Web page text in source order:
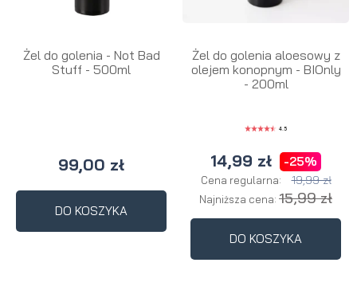
Żel do golenia - Not Bad
Stuff - 500ml
99,00 zł
DO KOSZYKA
Żel do golenia aloesowy z
olejem konopnym - BIOnly
- 200ml
4.5
14,99 zł -25%
Cena regularna: 19,99 zł
Najniższa cena: 15,99 zł
DO KOSZYKA